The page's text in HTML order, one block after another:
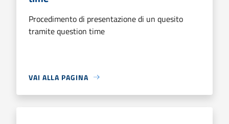
Procedimento di presentazione di un quesito
tramite question time
VAI ALLA PAGINA